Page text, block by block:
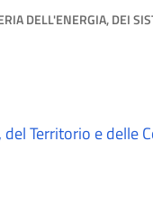
DELL'ENERGIA, DEI
Territorio e delle